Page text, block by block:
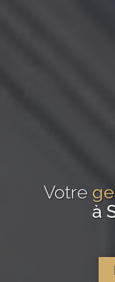
Votre
à